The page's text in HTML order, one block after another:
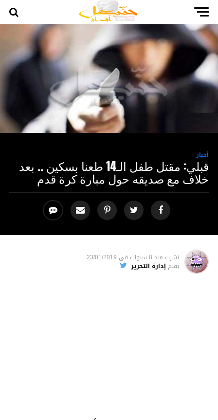
أخبار
قبلي: مقتل طفل الـ14 طعنا بسكين .. بعد
خلاف مع صديقه حول مبارة كرة قدم
نشرت منذ 8 سنوات فى 23/01/2019
بقلم إدارة التحرير